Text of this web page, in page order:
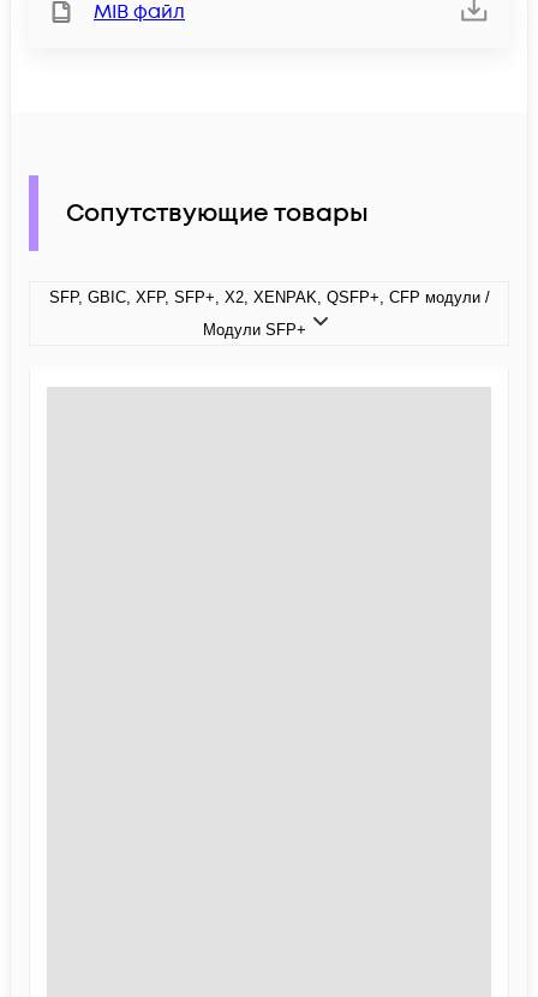
MIB файл
Сопутствующие товары
SFP, GBIC, XFP, SFP+, X2, XENPAK, QSFP+, CFP модули /
Модули SFP+